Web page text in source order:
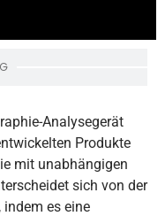
Analysegerät
Produkte
mit unabhängigen
sich von der
es eine